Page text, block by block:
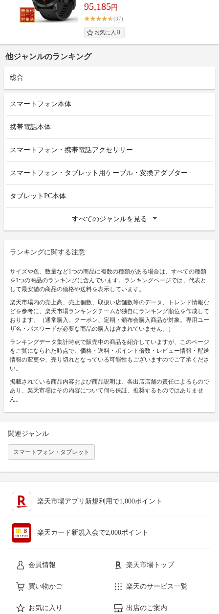
95,185円
(37)
他ジャンルのランキング
総合
スマートフォン本体
携帯電話本体
スマートフォン・携帯電話アクセサリー
スマートフォン・タブレット用ケーブル・変換アダプター
タブレットPC本体
すべてのジャンルを見る
ランキングに関する注意
サイズや色、数量など1つの商品に複数の種類がある場合は、すべての種類
を1つの商品のランキングに含んでいます。ランキングページでは、代表と
して最安値の商品の価格や送料を表示しています。
楽天市場内の売上高、売上個数、取扱い店舗数等のデータ、トレンド情報な
どを参考に、楽天市場ランキングチームが独自にランキング順位を作成して
おります。（通常購入、クーポン、定期・頒布会購入商品が対象。専用ユー
ザ名・パスワードが必要な商品の購入は含まれていません。）
ランキングデータ集計時点で販売中の商品を紹介していますが、このページ
をご覧になられた時点で、価格・送料・ポイント倍数・レビュー情報・配送
情報の変更や、売り切れとなっている可能性もございますのでご了承くださ
い。
掲載されている商品内容および商品説明は、各出店店舗の責任によるもので
あり、楽天市場はその内容について何ら保証、推奨するものではありませ
ん。
関連ジャンル
スマートフォン・タブレット
楽天市場アプリ新規利用で1,000ポイント
楽天カード新規入会で2,000ポイント
会員情報 楽天市場トップ
買い物かご 楽天のサービス一覧
お気に入り 出店のご案内